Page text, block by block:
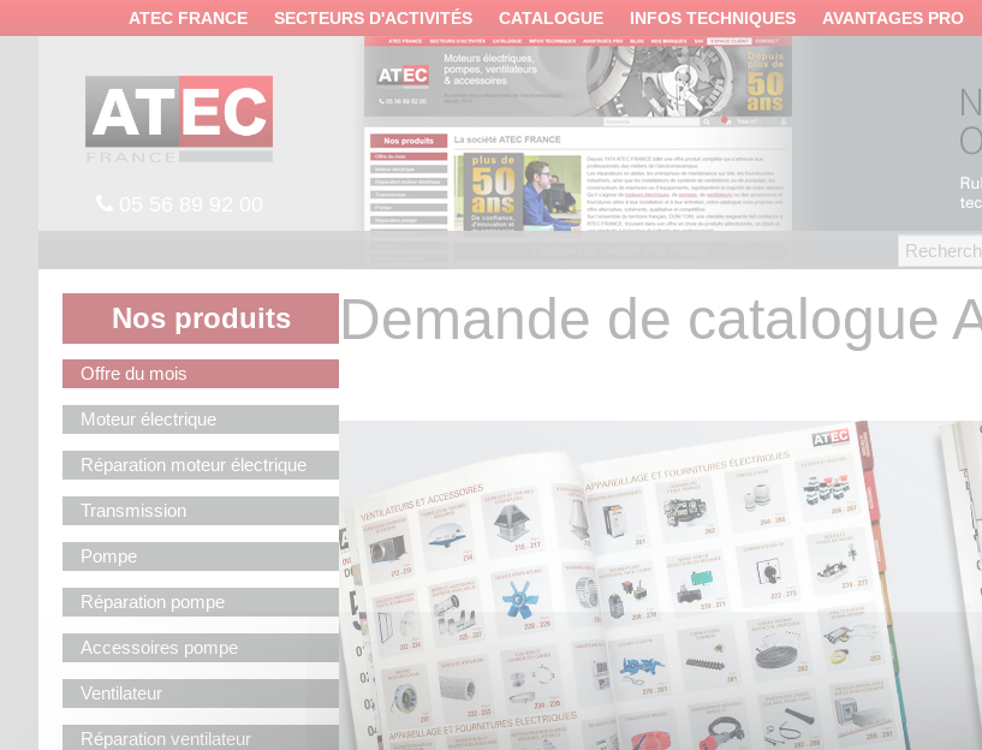
ATEC FRANCE SECTEURS D'ACTIVITÉS CATALOGUE INFOS TECHNIQUES AVANTAGES PRO
Nos produits
Offre du mois
Moteur électrique
Réparation moteur électrique
Transmission
Pompe
Réparation pompe
Accessoires pompe
Ventilateur
Réparation ventilateur
Demande de catalogue
Panneau de gestion des cookies